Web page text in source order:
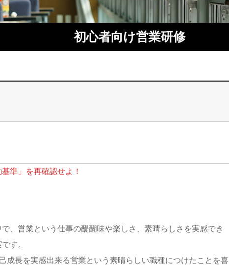
初心者向け営業研修
準」を再確認せよ！
、営業という仕事の醍醐味や楽しさ、素晴らしさを実感でき
す。
成長を実感出来る営業という素晴らしい職種につけたことを喜